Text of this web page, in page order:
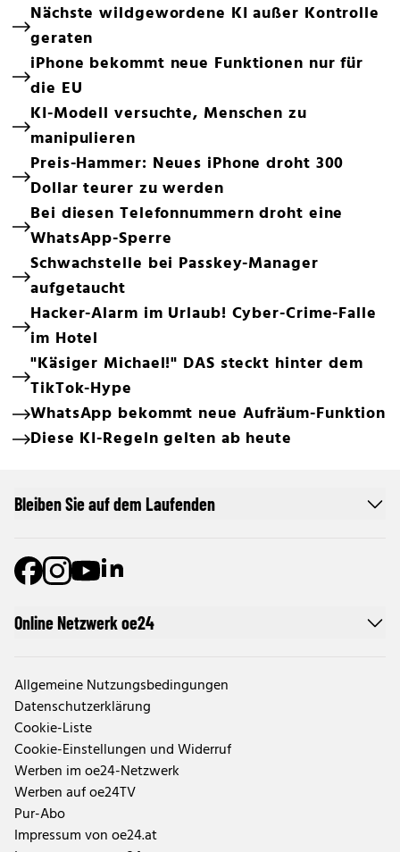
Nächste wildgewordene KI außer Kontrolle
geraten
iPhone bekommt neue Funktionen nur für
die EU
KI-Modell versuchte, Menschen zu
manipulieren
Preis-Hammer: Neues iPhone droht 300
Dollar teurer zu werden
Bei diesen Telefonnummern droht eine
WhatsApp-Sperre
Schwachstelle bei Passkey-Manager
aufgetaucht
Hacker-Alarm im Urlaub! Cyber-Crime-Falle
im Hotel
"Käsiger Michael!" DAS steckt hinter dem
TikTok-Hype
WhatsApp bekommt neue Aufräum-Funktion
Diese KI-Regeln gelten ab heute
Online Netzwerk oe24
Allgemeine Nutzungsbedingungen
Datenschutzerklärung
Cookie-Liste
Cookie-Einstellungen und Widerruf
Werben im oe24-Netzwerk
Werben auf oe24TV
Pur-Abo
Impressum von oe24.at
Bleiben Sie auf dem Laufenden